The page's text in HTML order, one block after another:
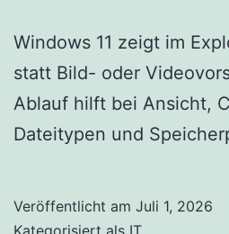
Windows 11 zeigt im
statt Bild- oder
Ablauf hilft bei Ansicht,
Dateitypen und
Veröffentlicht am Juli 1, 2026
Kategorisiert als IT